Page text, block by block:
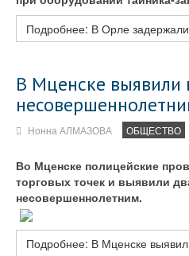
Подробнее: В Орле
В Мценске выявили
Нонна АЛМАЗОВА ОБЩЕСТВО
Во Мценске полицейские
торговых точек и выявили
несовершеннолетним.
Подробнее: В Мценске